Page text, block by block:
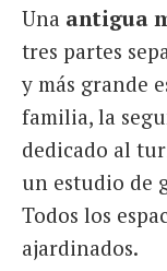
Una antigua
tres partes
y más grande
familia, la
dedicado al
un estudio de
Todos los
ajardinados.